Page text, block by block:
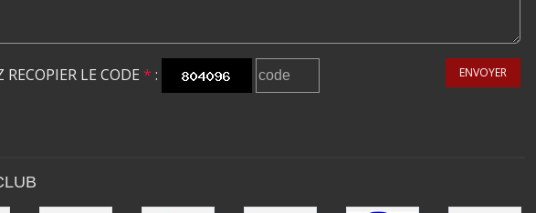
RECOPIER LE CODE * : ENVOYER